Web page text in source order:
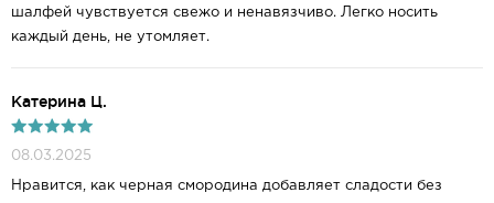
шалфей чувствуется свежо и ненавязчиво. Легко носить
каждый день, не утомляет.
Катерина Ц.
08.03.2025
Нравится, как черная смородина добавляет сладости без